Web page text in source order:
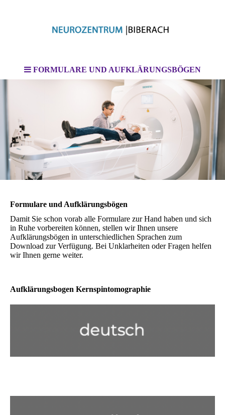
FORMULARE UND AUFKLÄRUNGSBÖGEN
Formulare und Aufklärungsbögen
Damit Sie schon vorab alle Formulare zur Hand haben und sich
in Ruhe vorbereiten können, stellen wir Ihnen unsere
Aufklärungsbögen in unterschiedlichen Sprachen zum
Download zur Verfügung. Bei Unklarheiten oder Fragen helfen
wir Ihnen gerne weiter.
Aufklärungsbogen Kernspintomographie